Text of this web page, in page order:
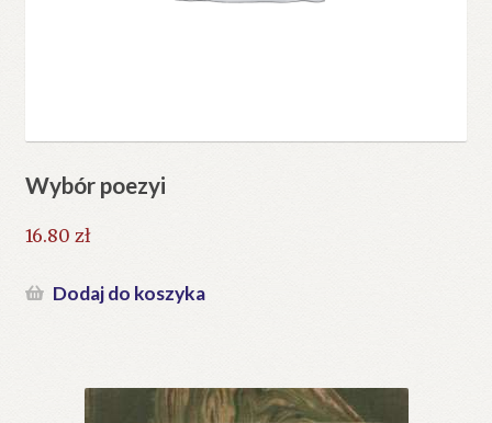
Wybór poezyi
16.80 zł
Dodaj do koszyka